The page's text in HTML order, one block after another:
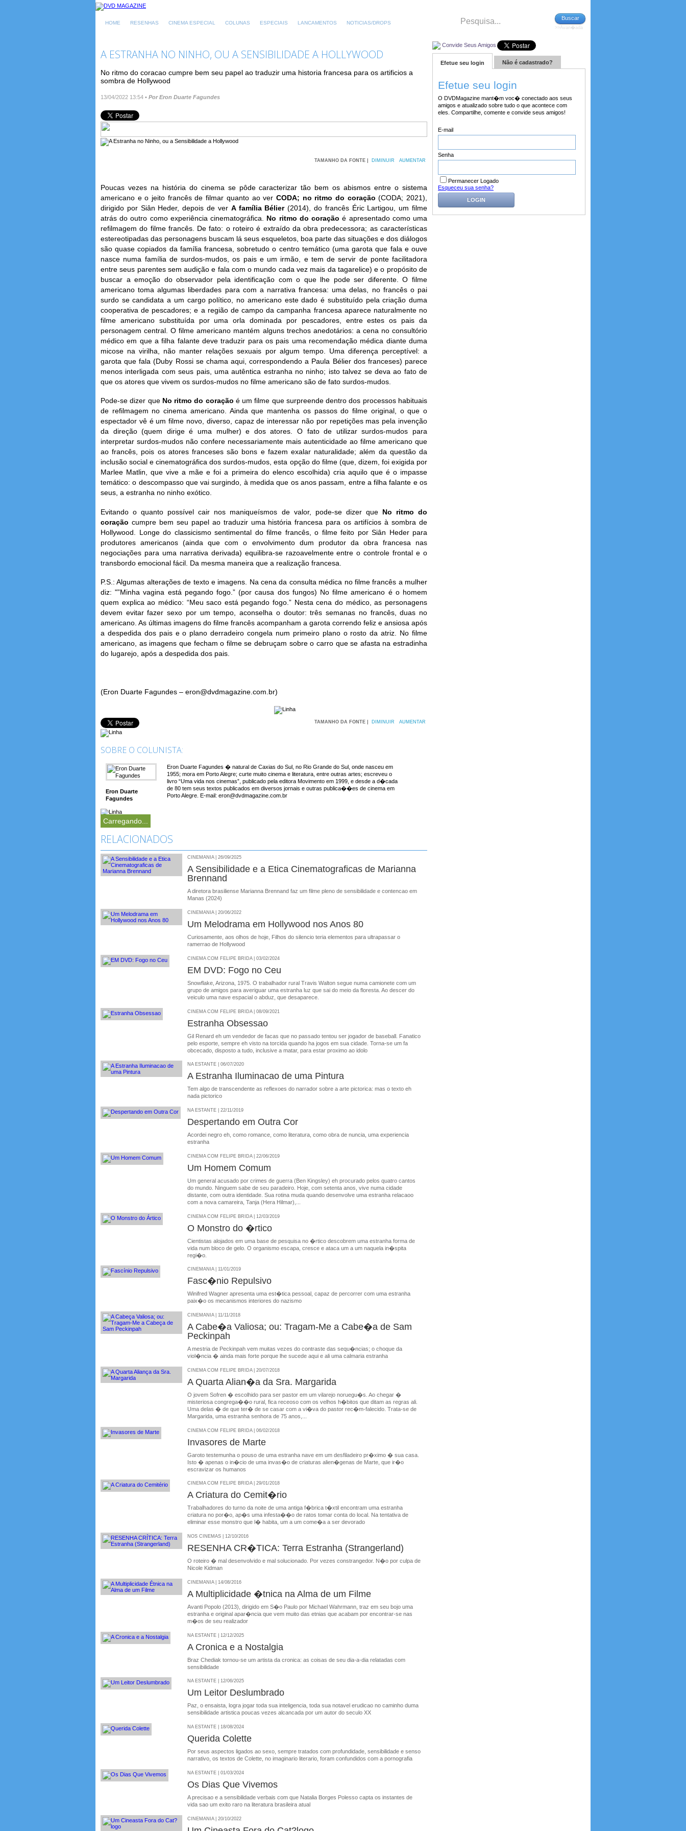
HOME RESENHAS CINEMA ESPECIAL COLUNAS ESPECIAIS LANCAMENTOS NOTICIAS/DROPS
Buscar
>>Avan�ada
A ESTRANHA NO NINHO, OU A SENSIBILIDADE A HOLLYWOOD
No ritmo do coracao cumpre bem seu papel ao traduzir uma historia francesa para os artificios a
sombra de Hollywood
13/04/2022 13:54 • Por Eron Duarte Fagundes
TAMANHO DA FONTE | DIMINUIR AUMENTAR
Poucas vezes na história do cinema se pôde caracterizar tão bem os abismos entre o sistema
americano e o jeito francês de filmar quanto ao ver CODA; no ritmo do coração(CODA; 2021),
dirigido por Siân Heder, depois de ver A família Bélier(2014), do francês Éric Lartigou, um filme
atrás do outro como experiência cinematográfica. No ritmo do coraçãoé apresentado como uma
refilmagem do filme francês. De fato: o roteiro é extraído da obra predecessora; as características
estereotipadas das personagens buscam lá seus esqueletos, boa parte das situações e dos diálogos
são quase copiados da família francesa, sobretudo o centro temático (uma garota que fala e ouve
nasce numa família de surdos-mudos, os pais e um irmão, e tem de servir de ponte facilitadora
entre seus parentes sem audição e fala com o mundo cada vez mais da tagarelice) e o propósito de
buscar a emoção do observador pela identificação com o que lhe pode ser diferente. O filme
americano toma algumas liberdades para com a narrativa francesa: uma delas, no francês o pai
surdo se candidata a um cargo político, no americano este dado é substituído pela criação duma
cooperativa de pescadores; e a região de campo da campanha francesa aparece naturalmente no
filme americano substituída por uma orla dominada por pescadores, entre estes os pais da
personagem central. O filme americano mantém alguns trechos anedotários: a cena no consultório
médico em que a filha falante deve traduzir para os pais uma recomendação médica diante duma
micose na virilha, não manter relações sexuais por algum tempo. Uma diferença perceptível: a
garota que fala (Duby Rossi se chama aqui, correspondendo a Paula Bélier dos franceses) parece
menos interligada com seus pais, uma autêntica estranha no ninho; isto talvez se deva ao fato de
que os atores que vivem os surdos-mudos no filme americano são de fato surdos-mudos.
Pode-se dizer que No ritmo do coração é um filme que surpreende dentro dos processos habituais
de refilmagem no cinema americano. Ainda que mantenha os passos do filme original, o que o
espectador vê é um filme novo, diverso, capaz de interessar não por repetições mas pela invenção
da direção (quem dirige é uma mulher) e dos atores. O fato de utilizar surdos-mudos para
interpretar surdos-mudos não confere necessariamente mais autenticidade ao filme americano que
ao francês, pois os atores franceses são bons e fazem exalar naturalidade; além da questão da
inclusão social e cinematográfica dos surdos-mudos, esta opção do filme (que, dizem, foi exigida por
Marlee Matlin, que vive a mãe e foi a primeira do elenco escolhida) cria aquilo que é o impasse
temático: o descompasso que vai surgindo, à medida que os anos passam, entre a filha falante e os
seus, a estranha no ninho exótico.
Evitando o quanto possível cair nos maniqueísmos de valor, pode-se dizer que No ritmo do
coração cumpre bem seu papel ao traduzir uma história francesa para os artifícios à sombra de
Hollywood. Longe do classicismo sentimental do filme francês, o filme feito por Siân Heder para
produtores americanos (ainda que com o envolvimento dum produtor da obra francesa nas
negociações para uma narrativa derivada) equilibra-se razoavelmente entre o controle frontal e o
transbordo emocional fácil. Da mesma maneira que a realização francesa.
P.S.: Algumas alterações de texto e imagens. Na cena da consulta médica no filme francês a mulher
diz: "”Minha vagina está pegando fogo.” (por causa dos fungos) No filme americano é o homem
quem explica ao médico: “Meu saco está pegando fogo.” Nesta cena do médico, as personagens
devem evitar fazer sexo por um tempo, aconselha o doutor: três semanas no francês, duas no
americano. As últimas imagens do filme francês acompanham a garota correndo feliz e ansiosa após
a despedida dos pais e o plano derradeiro congela num primeiro plano o rosto da atriz. No filme
americano, as imagens que fecham o filme se debruçam sobre o carro que se afasta na estradinha
do lugarejo, após a despedida dos pais.
(Eron Duarte Fagundes – eron@dvdmagazine.com.br)
TAMANHO DA FONTE | DIMINUIR AUMENTAR
SOBRE O COLUNISTA:
Eron Duarte
Fagundes
Eron Duarte Fagundes � natural de Caxias do Sul, no Rio Grande do Sul, onde nasceu em
1955; mora em Porto Alegre; curte muito cinema e literatura, entre outras artes; escreveu o
livro “Uma vida nos cinemas”, publicado pela editora Movimento em 1999, e desde a d�cada
de 80 tem seus textos publicados em diversos jornais e outras publica��es de cinema em
Porto Alegre. E-mail: eron@dvdmagazine.com.br
Carregando...
RELACIONADOS
CINEMANIA | 26/09/2025
A Sensibilidade e a Etica Cinematograficas de Marianna
Brennand
A diretora brasiliense Marianna Brennand faz um filme pleno de sensibilidade e contencao em
Manas (2024)
CINEMANIA | 20/06/2022
Um Melodrama em Hollywood nos Anos 80
Curiosamente, aos olhos de hoje, Filhos do silencio teria elementos para ultrapassar o
ramerrao de Hollywood
CINEMA COM FELIPE BRIDA | 03/02/2024
EM DVD: Fogo no Ceu
Snowflake, Arizona, 1975. O trabalhador rural Travis Walton segue numa camionete com um
grupo de amigos para averiguar uma estranha luz que sai do meio da floresta. Ao descer do
veiculo uma nave espacial o abduz, que desaparece.
CINEMA COM FELIPE BRIDA | 08/09/2021
Estranha Obsessao
Gil Renard eh um vendedor de facas que no passado tentou ser jogador de baseball. Fanatico
pelo esporte, sempre eh visto na torcida quando ha jogos em sua cidade. Torna-se um fa
obcecado, disposto a tudo, inclusive a matar, para estar proximo ao idolo
NA ESTANTE | 06/07/2020
A Estranha Iluminacao de uma Pintura
Tem algo de transcendente as reflexoes do narrador sobre a arte pictorica: mas o texto eh
nada pictorico
NA ESTANTE | 22/11/2019
Despertando em Outra Cor
Acordei negro eh, como romance, como literatura, como obra de nuncia, uma experiencia
estranha
CINEMA COM FELIPE BRIDA | 22/06/2019
Um Homem Comum
Um general acusado por crimes de guerra (Ben Kingsley) eh procurado pelos quatro cantos
do mundo. Ninguem sabe de seu paradeiro. Hoje, com setenta anos, vive numa cidade
distante, com outra identidade. Sua rotina muda quando desenvolve uma estranha relacaoo
com a nova camareira, Tanja (Hera Hilmar),...
CINEMA COM FELIPE BRIDA | 12/03/2019
O Monstro do �rtico
Cientistas alojados em uma base de pesquisa no �rtico descobrem uma estranha forma de
vida num bloco de gelo. O organismo escapa, cresce e ataca um a um naquela in�spita
regi�o.
CINEMANIA | 11/01/2019
Fasc�nio Repulsivo
Winifred Wagner apresenta uma est�tica pessoal, capaz de percorrer com uma estranha
paix�o os mecanismos interiores do nazismo
CINEMANIA | 11/11/2018
A Cabe�a Valiosa; ou: Tragam-Me a Cabe�a de Sam
Peckinpah
A mestria de Peckinpah vem muitas vezes do contraste das sequ�ncias; o choque da
viol�ncia � ainda mais forte porque lhe sucede aqui e ali uma calmaria estranha
CINEMA COM FELIPE BRIDA | 20/07/2018
A Quarta Alian�a da Sra. Margarida
O jovem Sofren � escolhido para ser pastor em um vilarejo noruegu�s. Ao chegar �
misteriosa congrega��o rural, fica receoso com os velhos h�bitos que ditam as regras ali.
Uma delas � de que ter� de se casar com a vi�va do pastor rec�m-falecido. Trata-se de
Margarida, uma estranha senhora de 75 anos,...
CINEMA COM FELIPE BRIDA | 06/02/2018
Invasores de Marte
Garoto testemunha o pouso de uma estranha nave em um desfiladeiro pr�ximo � sua casa.
Isto � apenas o in�cio de uma invas�o de criaturas alien�genas de Marte, que ir�o
escravizar os humanos
CINEMA COM FELIPE BRIDA | 29/01/2018
A Criatura do Cemit�rio
Trabalhadores do turno da noite de uma antiga f�brica t�xtil encontram uma estranha
criatura no por�o, ap�s uma infesta��o de ratos tomar conta do local. Na tentativa de
eliminar esse monstro que l� habita, um a um come�a a ser devorado
NOS CINEMAS | 12/10/2016
RESENHA CR�TICA: Terra Estranha (Strangerland)
O roteiro � mal desenvolvido e mal solucionado. Por vezes constrangedor. N�o por culpa de
Nicole Kidman
CINEMANIA | 14/08/2016
A Multiplicidade �tnica na Alma de um Filme
Avanti Popolo (2013), dirigido em S�o Paulo por Michael Wahrmann, traz em seu bojo uma
estranha e original apar�ncia que vem muito das etnias que acabam por encontrar-se nas
m�os de seu realizador
NA ESTANTE | 12/12/2025
A Cronica e a Nostalgia
Braz Chediak tornou-se um artista da cronica: as coisas de seu dia-a-dia relatadas com
sensibilidade
NA ESTANTE | 12/06/2025
Um Leitor Deslumbrado
Paz, o ensaista, logra jogar toda sua inteligencia, toda sua notavel erudicao no caminho duma
sensibilidade artistica poucas vezes alcancada por um autor do seculo XX
NA ESTANTE | 18/08/2024
Querida Colette
Por seus aspectos ligados ao sexo, sempre tratados com profundidade, sensibilidade e senso
narrativo, os textos de Colette, no imaginario literario, foram confundidos com a pornografia
NA ESTANTE | 01/03/2024
Os Dias Que Vivemos
A precisao e a sensibilidade verbais com que Natalia Borges Polesso capta os instantes de
vida sao um exito raro na literatura brasileira atual
CINEMANIA | 20/10/2022
Convide Seus Amigos
Efetue seu login Não é cadastrado?
Efetue seu login
O DVDMagazine mant�m voc� conectado aos seus
amigos e atualizado sobre tudo o que acontece com
eles. Compartilhe, comente e convide seus amigos!
E-mail
Senha
Permanecer Logado
Esqueceu sua senha?
LOGIN